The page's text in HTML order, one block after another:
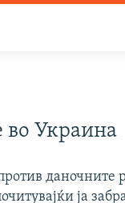
во Украина
даночните
ја